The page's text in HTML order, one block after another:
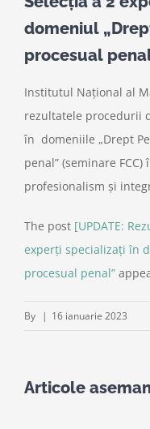
domeniul
procesual
Institutul Național al
rezultatele procedurii
în domeniile „Drept
penal” (seminare
profesionalism și
The post [UPDATE:
experți specializați în
procesual penal”
By | 16 ianuarie 2023
Articole